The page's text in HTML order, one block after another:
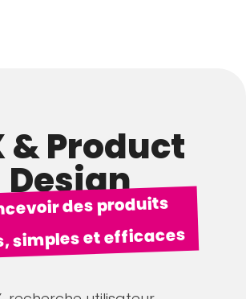
& Product
Design
des produits
simples et efficaces